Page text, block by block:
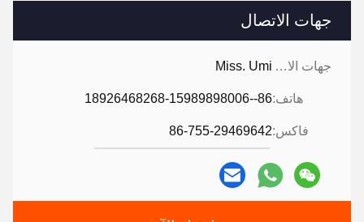
جهات الاتصال
جهات الاتصال: Miss. Umi
هاتف:86--18926468268-15989898006
فاكس:86-755-29469642